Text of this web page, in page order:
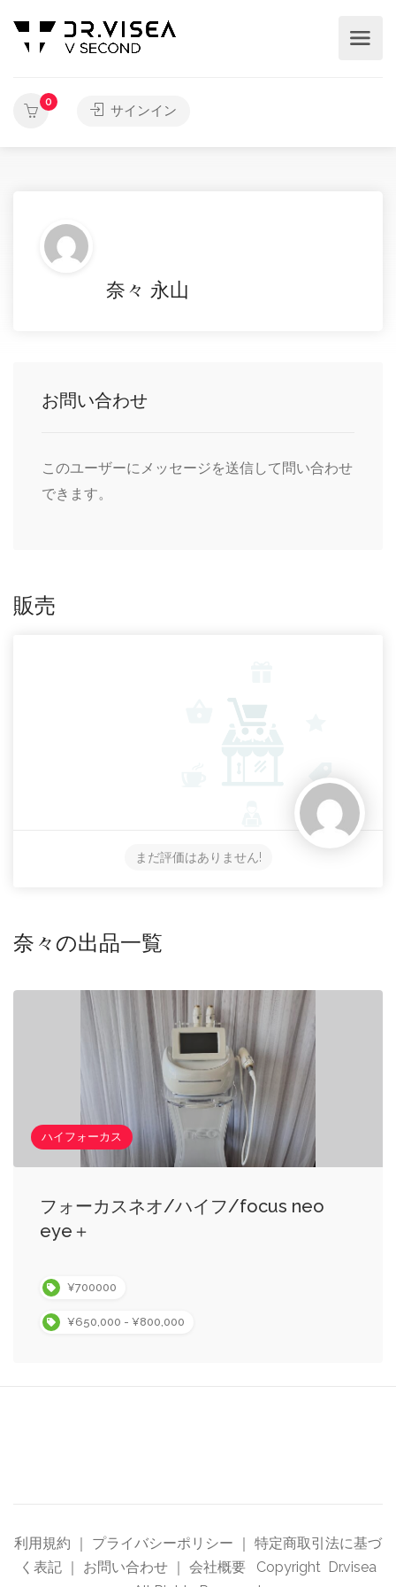
0
サインイン
奈々 永山
お問い合わせ
このユーザーにメッセージを送信して問い合わせ
できます。
販売
まだ評価はありません!
奈々の出品一覧
ハイフォーカス
フォーカスネオ/ハイフ/focus neo
eye＋
¥700000
¥650,000 - ¥800,000
利用規約 ｜ プライバシーポリシー ｜ 特定商取引法に基づ
く表記 ｜ お問い合わせ ｜ 会社概要 Copyright Dr.visea